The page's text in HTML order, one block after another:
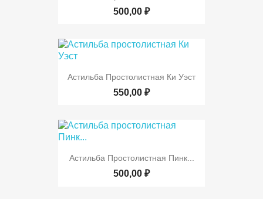
500,00 ₽
Астильба Простолистная Ки Уэст
550,00 ₽
Астильба Простолистная Пинк...
500,00 ₽